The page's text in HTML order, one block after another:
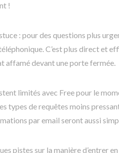
!
: pour des questions plus
C’est plus direct et
affamé devant une porte fermée.
limités avec Free pour le
types de requêtes moins
par email seront aussi
pistes sur la manière d’entrer